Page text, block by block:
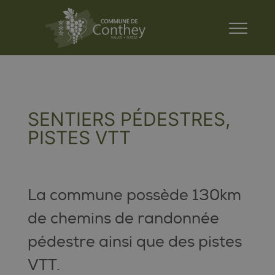
SENTIERS PÉDESTRES,
PISTES VTT
La commune possède 130km
de chemins de randonnée
pédestre ainsi que des pistes
VTT.